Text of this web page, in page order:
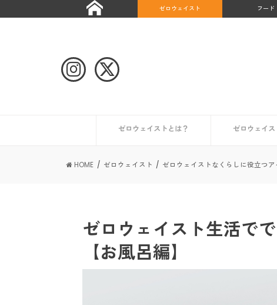
ゼロウェイスト フード
ゼロウェイストとは？ ゼロウェイ
HOME ゼロウェイスト ゼロウェイストなくらしに役立つ
ゼロウェイスト生活で
【お風呂編】